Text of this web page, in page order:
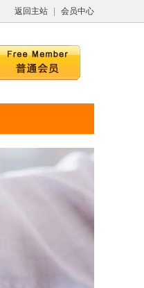
返回主站 会员中心